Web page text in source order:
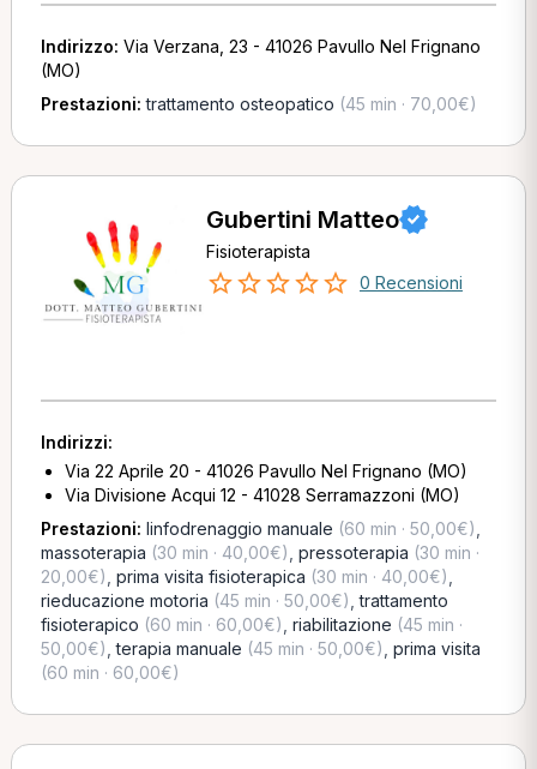
Indirizzo: Via Verzana, 23 - 41026 Pavullo Nel Frignano
(MO)
Prestazioni:trattamento osteopatico (45 min · 70,00€)
Gubertini Matteo
Fisioterapista
0 Recensioni
Indirizzi:
Via 22 Aprile 20 - 41026 Pavullo Nel Frignano (MO)
Via Divisione Acqui 12 - 41028 Serramazzoni (MO)
Prestazioni: linfodrenaggio manuale (60 min · 50,00€)
massoterapia (30 min · 40,00€) pressoterapia (30 min ·
20,00€) prima visita fisioterapica (30 min · 40,00€)
rieducazione motoria (45 min · 50,00€) ,trattamento
fisioterapico (60 min · 60,00€) riabilitazione (45 min ·
50,00€) ,terapia manuale (45 min · 50,00€) prima visita
(60 min · 60,00€)